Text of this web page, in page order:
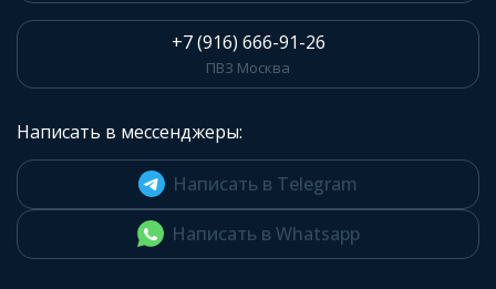
+7 (916) 666-91-26
ПВЗ Москва
Написать в мессенджеры:
Написать в Telegram
Написать в Whatsapp